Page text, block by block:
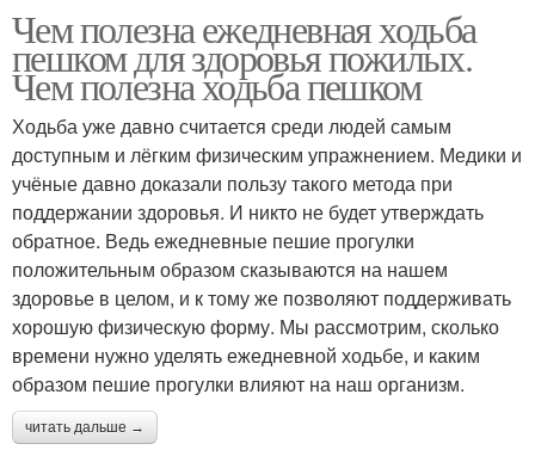
Чем полезна ежедневная ходьба
пешком для здоровья пожилых.
Чем полезна ходьба пешком
Ходьба уже давно считается среди людей самым
доступным и лёгким физическим упражнением. Медики и
учёные давно доказали пользу такого метода при
поддержании здоровья. И никто не будет утверждать
обратное. Ведь ежедневные пешие прогулки
положительным образом сказываются на нашем
здоровье в целом, и к тому же позволяют поддерживать
хорошую физическую форму. Мы рассмотрим, сколько
времени нужно уделять ежедневной ходьбе, и каким
образом пешие прогулки влияют на наш организм.
читать дальше →